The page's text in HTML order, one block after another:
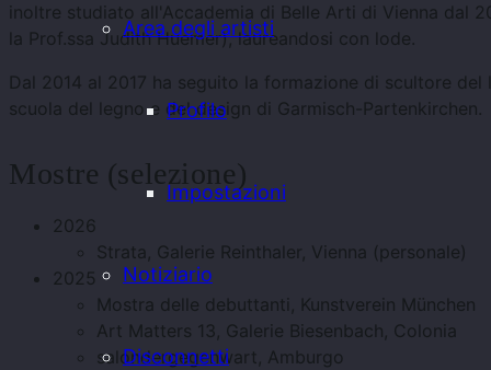
Area degli artisti
Profilo
Impostazioni
Notiziario
Disconnetti
inoltre studiato all'Accademia di Belle Arti di Vienna dal
la Prof.ssa Judith Huemer), laureandosi con lode.
Dal 2014 al 2017 ha seguito la formazione di scultore
scuola del legno e del design di Garmisch-Partenkirchen.
Mostre (selezione)
2026
Strata, Galerie Reinthaler, Vienna (personale)
2025
Mostra delle debuttanti, Kunstverein München
Art Matters 13, Galerie Biesenbach, Colonia
salondergegenwart, Amburgo